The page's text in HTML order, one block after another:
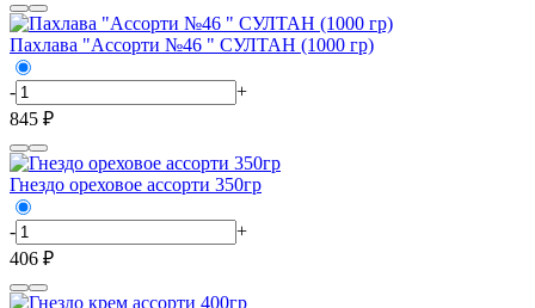
Пахлава "Ассорти №46 " СУЛТАН (1000 гр)
-
+
845 ₽
Гнездо ореховое ассорти 350гр
-
+
406 ₽